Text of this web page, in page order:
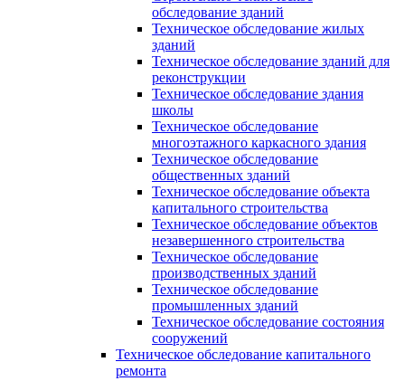
обследование зданий
Техническое обследование жилых
зданий
Техническое обследование зданий для
реконструкции
Техническое обследование здания
школы
Техническое обследование
многоэтажного каркасного здания
Техническое обследование
общественных зданий
Техническое обследование объекта
капитального строительства
Техническое обследование объектов
незавершенного строительства
Техническое обследование
производственных зданий
Техническое обследование
промышленных зданий
Техническое обследование состояния
сооружений
Техническое обследование капитального
ремонта